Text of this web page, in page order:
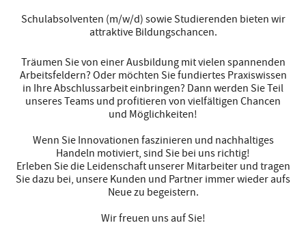
Schulabsolventen (m/w/d) sowie Studierenden bieten wir
attraktive Bildungschancen.
Träumen Sie von einer Ausbildung mit vielen spannenden
Arbeitsfeldern? Oder möchten Sie fundiertes Praxiswissen
in Ihre Abschlussarbeit einbringen? Dann werden Sie Teil
unseres Teams und profitieren von vielfältigen Chancen
und Möglichkeiten!
Wenn Sie Innovationen faszinieren und nachhaltiges
Handeln motiviert, sind Sie bei uns richtig!
Erleben Sie die Leidenschaft unserer Mitarbeiter und tragen
Sie dazu bei, unsere Kunden und Partner immer wieder aufs
Neue zu begeistern.
Wir freuen uns auf Sie!